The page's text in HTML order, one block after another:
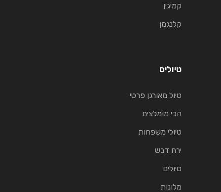
קמיגין
קלנגמן
טיולים
טיול מאורגן פרטי
הכי מומלצים
טיולי משפחות
ירח דבש
טיולים
מלונות